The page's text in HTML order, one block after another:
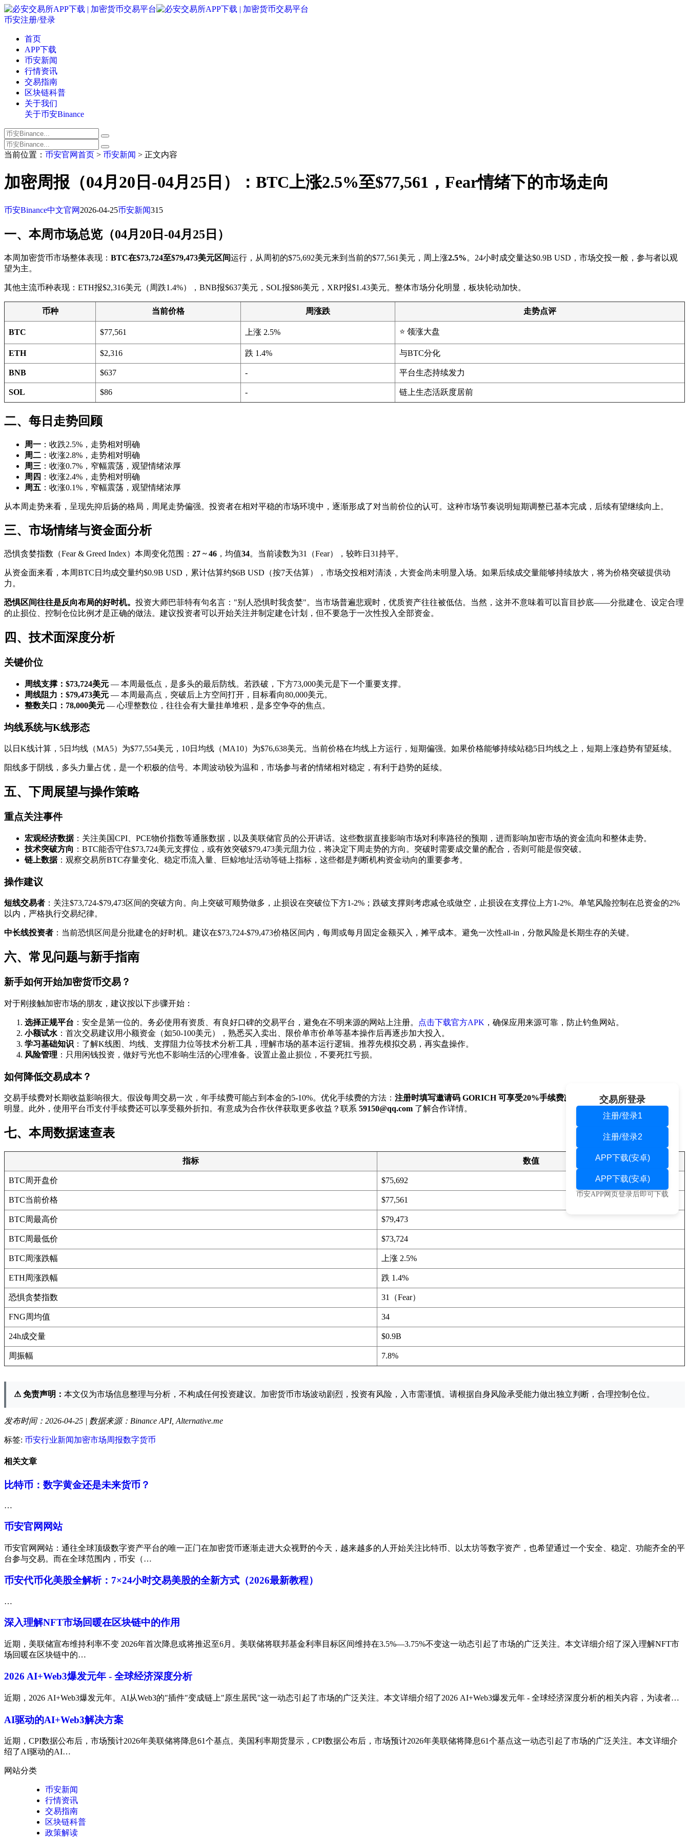
币安注册/登录
首页
APP下载
币安新闻
行情资讯
交易指南
区块链科普
关于我们
关于币安Binance
当前位置： 币安官网首页 > 币安新闻 > 正文内容
加密周报（04月20日-04月25日）：BTC上涨2.5%至$77,561，Fear情绪下的市场走向
币安Binance中文官网 2026-04-25币安新闻315
一、本周市场总览（04月20日-04月25日）
本周加密货币市场整体表现： BTC在$73,724至$79,473美元区间运行，从周初的$75,692美元来到当前的$77,561美元，周上涨2.5%。24小时成交量达$0.9B USD，市场交投一般，参与者以观
望为主。
其他主流币种表现：ETH报$2,316美元（周跌1.4%），BNB报$637美元，SOL报$86美元，XRP报$1.43美元。整体市场分化明显，板块轮动加快。
币种 当前价格 周涨跌 走势点评
BTC $77,561 上涨 2.5% ⭐ 领涨大盘
ETH $2,316 跌 1.4% 与BTC分化
BNB $637 - 平台生态持续发力
SOL $86 - 链上生态活跃度居前
二、每日走势回顾
周一 ：收跌2.5%，走势相对明确
周二 ：收涨2.8%，走势相对明确
周三 ：收涨0.7%，窄幅震荡，观望情绪浓厚
周四 ：收涨2.4%，走势相对明确
周五 ：收涨0.1%，窄幅震荡，观望情绪浓厚
从本周走势来看，呈现先抑后扬的格局，周尾走势偏强。投资者在相对平稳的市场环境中，逐渐形成了对当前价位的认可。这种市场节奏说明短期调整已基本完成，后续有望继续向上。
三、市场情绪与资金面分析
恐惧贪婪指数（Fear & Greed Index）本周变化范围： 27 ~ 46 ，均值34。当前读数为31（Fear），较昨日31持平。
从资金面来看，本周BTC日均成交量约$0.9B USD，累计估算约$6B USD（按7天估算），市场交投相对清淡，大资金尚未明显入场。如果后续成交量能够持续放大，将为价格突破提供动
力。
恐惧区间往往是反向布局的好时机。 投资大师巴菲特有句名言："别人恐惧时我贪婪"。当市场普遍悲观时，优质资产往往被低估。当然，这并不意味着可以盲目抄底——分批建仓、设定合理
的止损位、控制仓位比例才是正确的做法。建议投资者可以开始关注并制定建仓计划，但不要急于一次性投入全部资金。
四、技术面深度分析
关键价位
周线支撑：$73,724美元 — 本周最低点，是多头的最后防线。若跌破，下方73,000美元是下一个重要支撑。
周线阻力：$79,473美元 — 本周最高点，突破后上方空间打开，目标看向80,000美元。
整数关口：78,000美元 — 心理整数位，往往会有大量挂单堆积，是多空争夺的焦点。
均线系统与K线形态
以日K线计算，5日均线（MA5）为$77,554美元，10日均线（MA10）为$76,638美元。当前价格在均线上方运行，短期偏强。如果价格能够持续站稳5日均线之上，短期上涨趋势有望延续。
阳线多于阴线，多头力量占优，是一个积极的信号。本周波动较为温和，市场参与者的情绪相对稳定，有利于趋势的延续。
五、下周展望与操作策略
重点关注事件
宏观经济数据：关注美国CPI、PCE物价指数等通胀数据，以及美联储官员的公开讲话。这些数据直接影响市场对利率路径的预期，进而影响加密市场的资金流向和整体走势。
技术突破方向 ：BTC能否守住$73,724美元支撑位，或有效突破$79,473美元阻力位，将决定下周走势的方向。突破时需要成交量的配合，否则可能是假突破。
链上数据：观察交易所BTC存量变化、稳定币流入量、巨鲸地址活动等链上指标，这些都是判断机构资金动向的重要参考。
操作建议
短线交易者 ：关注$73,724-$79,473区间的突破方向。向上突破可顺势做多，止损设在突破位下方1-2%；跌破支撑则考虑减仓或做空，止损设在支撑位上方1-2%。单笔风险控制在总资金的2%
以内，严格执行交易纪律。
中长线投资者 ：当前恐惧区间是分批建仓的好时机。建议在$73,724-$79,473价格区间内，每周或每月固定金额买入，摊平成本。避免一次性all-in，分散风险是长期生存的关键。
六、常见问题与新手指南
新手如何开始加密货币交易？
对于刚接触加密市场的朋友，建议按以下步骤开始：
选择正规平台 ：安全是第一位的。务必使用有资质、有良好口碑的交易平台，避免在不明来源的网站上注册。 点击下载官方APK ，确保应用来源可靠，防止钓鱼网站。
小额试水 ：首次交易建议用小额资金（如50-100美元），熟悉买入卖出、限价单市价单等基本操作后再逐步加大投入。
学习基础知识 ：了解K线图、均线、支撑阻力位等技术分析工具，理解市场的基本运行逻辑。推荐先模拟交易，再实盘操作。
风险管理 ：只用闲钱投资，做好亏光也不影响生活的心理准备。设置止盈止损位，不要死扛亏损。
如何降低交易成本？
交易手续费对长期收益影响很大。假设每周交易一次，年手续费可能占到本金的5-10%。优化手续费的方法： 注册时填写邀请码 GORICH 可享受20%手续费减免
，长期高频交易者节省尤其
明显。此外，使用平台币支付手续费还可以享受额外折扣。有意成为合作伙伴获取更多收益？联系 59150@qq.com 了解合作详情。
七、本周数据速查表
指标 数值
BTC周开盘价 $75,692
BTC当前价格 $77,561
BTC周最高价 $79,473
BTC周最低价 $73,724
BTC周涨跌幅 上涨 2.5%
ETH周涨跌幅 跌 1.4%
恐惧贪婪指数 31（Fear）
FNG周均值 34
24h成交量 $0.9B
周振幅 7.8%
⚠ 免责声明： 本文仅为市场信息整理与分析，不构成任何投资建议。加密货币市场波动剧烈，投资有风险，入市需谨慎。请根据自身风险承受能力做出独立判断，合理控制仓位。
发布时间：2026-04-25 | 数据来源：Binance API, Alternative.me
标签: 币安行业新闻加密市场周报数字货币
相关文章
比特币：数字黄金还是未来货币？
…
币安官网网站
币安官网网站：通往全球顶级数字资产平台的唯一正门在加密货币逐渐走进大众视野的今天，越来越多的人开始关注比特币、以太坊等数字资产，也希望通过一个安全、稳定、功能齐全的平
台参与交易。而在全球范围内，币安（…
币安代币化美股全解析：7×24小时交易美股的全新方式（2026最新教程）
…
深入理解NFT市场回暖在区块链中的作用
近期，美联储宣布维持利率不变 2026年首次降息或将推迟至6月。美联储将联邦基金利率目标区间维持在3.5%—3.75%不变这一动态引起了市场的广泛关注。本文详细介绍了深入理解NFT市
场回暖在区块链中的…
2026 AI+Web3爆发元年 - 全球经济深度分析
近期，2026 AI+Web3爆发元年。AI从Web3的"插件"变成链上"原生居民"这一动态引起了市场的广泛关注。本文详细介绍了2026 AI+Web3爆发元年 - 全球经济深度分析的相关内容，为读者…
AI驱动的AI+Web3解决方案
近期，CPI数据公布后，市场预计2026年美联储将降息61个基点。美国利率期货显示，CPI数据公布后，市场预计2026年美联储将降息61个基点这一动态引起了市场的广泛关注。本文详细介
绍了AI驱动的AI…
网站分类
币安新闻
行情资讯
交易指南
区块链科普
政策解读
交易所登录
注册/登录1
注册/登录2
APP下载(安卓)
APP下载(安卓)
币安APP网页登录后即可下载